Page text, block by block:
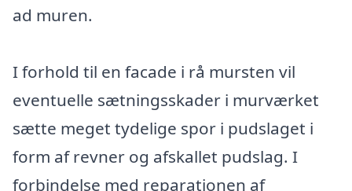
ad muren.
I forhold til en facade i rå mursten vil
eventuelle sætningsskader i murværket
sætte meget tydelige spor i pudslaget i
form af revner og afskallet pudslag. I
forbindelse med reparationen af